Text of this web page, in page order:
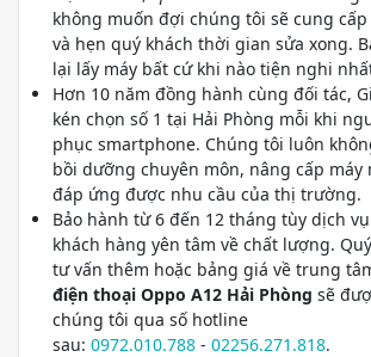
không muốn đợi chúng tôi sẽ cung
và hẹn quý khách thời gian sửa xong.
lại lấy máy bất cứ khi nào tiện nghi
Hơn 10 năm đồng hành cùng đối tác,
kén chọn số 1 tại Hải Phòng mỗi khi
phục smartphone. Chúng tôi luôn
bồi dưỡng chuyên môn, nâng cấp máy
đáp ứng được nhu cầu của thị trường.
Bảo hành từ 6 đến 12 tháng tùy dịch
khách hàng yên tâm về chất lượng.
tư vấn thêm hoặc bảng giá về trung
điện thoại Oppo A12 Hải Phòng sẽ
chúng tôi qua số hotline
sau: 0972.010.788 - 02256.271.818.